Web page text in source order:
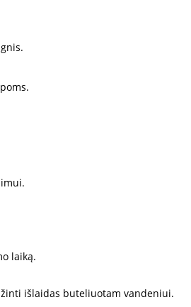
laiką.
išlaidas buteliuotam vandeniui.